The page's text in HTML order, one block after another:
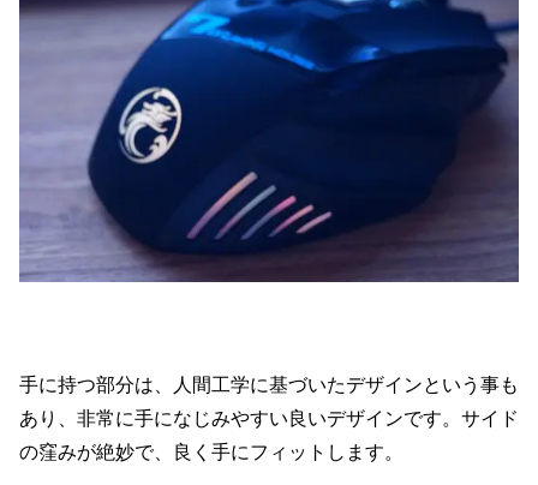
手に持つ部分は、人間工学に基づいたデザインという事も
あり、非常に手になじみやすい良いデザインです。サイド
の窪みが絶妙で、良く手にフィットします。